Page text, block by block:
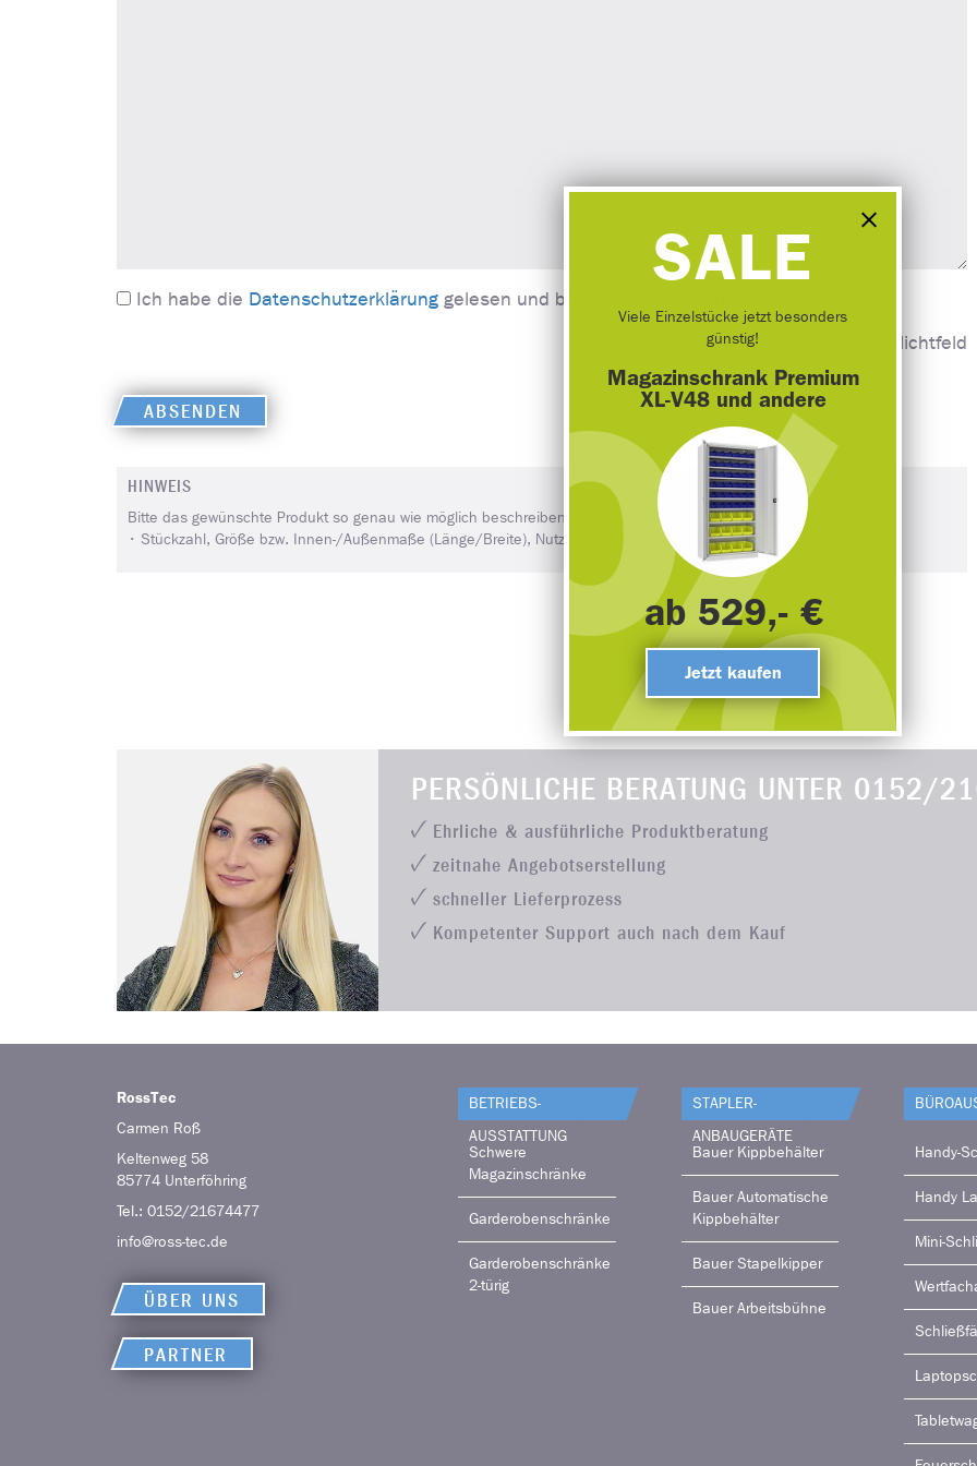
Ich habe die Datenschutzerklärung gelesen und bin damit einverstanden.*
* Pflichtfeld
ABSENDEN
HINWEIS
Bitte das gewünschte Produkt so genau wie möglich beschreiben:
• Stückzahl, Größe bzw. Innen-/Außenmaße (Länge/Breite), Nutzungsart (Sanitär, Büro etc.)
PERSÖNLICHE BERATUNG UNTER 0152/
Ehrliche & ausführliche Produktberatung
zeitnahe Angebotserstellung
schneller Lieferprozess
Kompetenter Support auch nach dem Kauf
RossTec
Carmen Roß
Keltenweg 58
85774 Unterföhring
Tel.: 0152/21674477
info@ross-tec.de
ÜBER UNS
PARTNER
BETRIEBS­
AUSSTATTUNG
Schwere
Magazinschränke
Garderobenschränke
Garderobenschränke
2-türig
STAPLER-
ANBAUGERÄTE
Bauer Kippbehälter
Bauer Automatische
Kippbehälter
Bauer Stapelkipper
Bauer Arbeitsbühne
Handy-
Handy
Mini-
SALE
Viele Einzelstücke jetzt besonders
günstig!
Magazinschrank Premium
XL-V48 und andere
ab 529,- €
Jetzt kaufen